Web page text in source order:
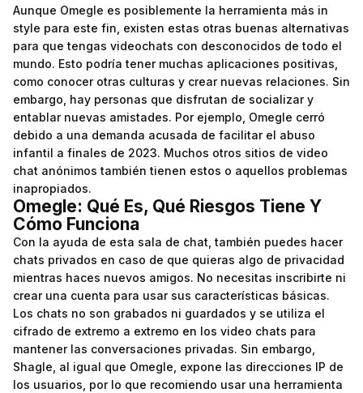
Aunque Omegle es posiblemente la herramienta más in
style para este fin, existen estas otras buenas alternativas
para que tengas videochats con desconocidos de todo el
mundo. Esto podría tener muchas aplicaciones positivas,
como conocer otras culturas y crear nuevas relaciones. Sin
embargo, hay personas que disfrutan de socializar y
entablar nuevas amistades. Por ejemplo, Omegle cerró
debido a una demanda acusada de facilitar el abuso
infantil a finales de 2023. Muchos otros sitios de video
chat anónimos también tienen estos o aquellos problemas
inapropiados.
Omegle: Qué Es, Qué Riesgos Tiene Y
Cómo Funciona
Con la ayuda de esta sala de chat, también puedes hacer
chats privados en caso de que quieras algo de privacidad
mientras haces nuevos amigos. No necesitas inscribirte ni
crear una cuenta para usar sus características básicas.
Los chats no son grabados ni guardados y se utiliza el
cifrado de extremo a extremo en los video chats para
mantener las conversaciones privadas. Sin embargo,
Shagle, al igual que Omegle, expone las direcciones IP de
los usuarios, por lo que recomiendo usar una herramienta